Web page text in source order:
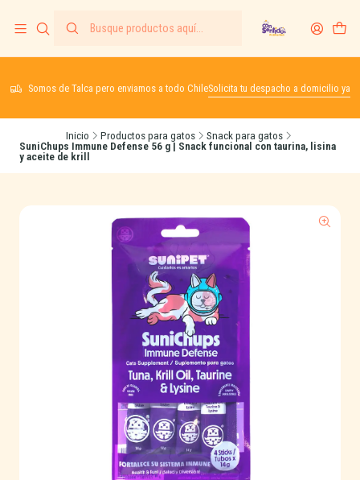
Somos de Talca pero enviamos a todo ChileSolicita tu despacho a domicilio ya
Inicio Productos para gatos
Snack para gatos
SuniChups Immune Defense 56 g | Snack funcional con taurina, lisina
y aceite de krill